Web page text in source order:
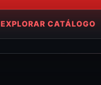
EXPLORAR CATÁLOGO